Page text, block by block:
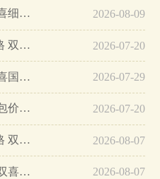
双喜国喜细支价格表 双喜国喜细支怎么样… 2026-08-09
双喜国喜软蓝价格表2025价格 双喜国喜软蓝价格及参数一览… 2026-07-20
双喜国喜天下多少钱一盒 双喜国喜天下硬盒价格表… 2026-07-29
双喜软包多少钱一包 双喜软包价格表详情… 2026-07-20
双喜国喜细支多少钱一盒价格 双喜国喜细支价格及参数… 2026-08-07
双喜金国喜细支多少钱一包 双喜金国喜细支味道怎么样… 2026-08-07